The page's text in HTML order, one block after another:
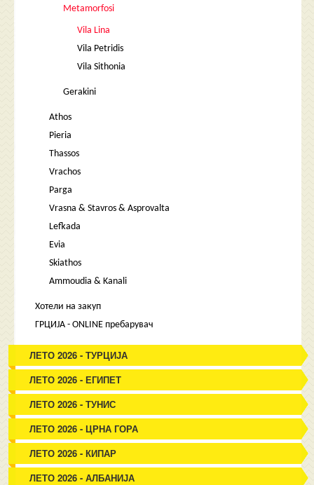
Metamorfosi
Vila Lina
Vila Petridis
Vila Sithonia
Gerakini
Athos
Pieria
Thassos
Vrachos
Parga
Vrasna & Stavros & Asprovalta
Lefkada
Evia
Skiathos
Ammoudia & Kanali
Хотели на закуп
ГРЦИЈА - ONLINE пребарувач
ЛЕТО 2026 - ТУРЦИЈА
ЛЕТО 2026 - ЕГИПЕТ
ЛЕТО 2026 - ТУНИС
ЛЕТО 2026 - ЦРНА ГОРА
ЛЕТО 2026 - КИПАР
ЛЕТО 2026 - АЛБАНИЈА